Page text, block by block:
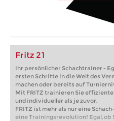
Fritz 21
Ihr persönlicher Schachtrainer -
ersten Schritte in die Welt des
machen oder bereits auf
Mit FRITZ trainieren Sie
und individueller als je zuvor.
FRITZ ist mehr als nur eine
eine Trainingsrevolution! Egal, ob